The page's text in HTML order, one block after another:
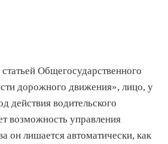
Общегосударственного
дорожного движения», лицо, у
действия водительского
возможность управления
он лишается автоматически, как